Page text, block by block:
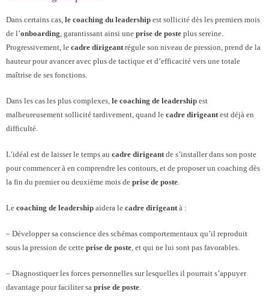
Dans certains cas, le coaching du leadership est sollicité dès les premiers mois
de l’onboarding , garantissant ainsi une prise de poste plus sereine.
Progressivement, le cadre dirigeant régule son niveau de pression, prend de la
hauteur pour avancer avec plus de tactique et d’efficacité vers une totale
maîtrise de ses fonctions.
Dans les cas les plus complexes, le coaching de leadership est
malheureusement sollicité tardivement, quand le cadre dirigeant est déjà en
difficulté.
L’idéal est de laisser le temps au cadre dirigeant de s’installer dans son poste
pour commencer à en comprendre les contours, et de proposer un coaching dès
la fin du premier ou deuxième mois de prise de poste
Le coaching de leadership aidera le cadre dirigeant à :
– Développer sa conscience des schémas comportementaux qu’il reproduit
sous la pression de cette prise de poste , et qui ne lui sont pas favorables.
– Diagnostiquer les forces personnelles sur lesquelles il pourrait s’appuyer
davantage pour faciliter sa prise de poste